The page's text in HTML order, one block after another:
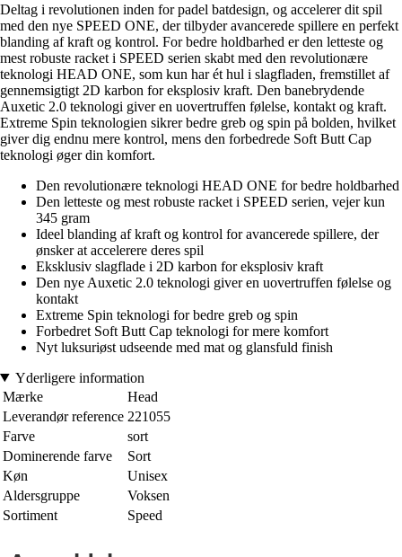
Deltag i revolutionen inden for padel batdesign, og accelerer dit spil
med den nye SPEED ONE, der tilbyder avancerede spillere en perfekt
blanding af kraft og kontrol. For bedre holdbarhed er den letteste og
mest robuste racket i SPEED serien skabt med den revolutionære
teknologi HEAD ONE, som kun har ét hul i slagfladen, fremstillet af
gennemsigtigt 2D karbon for eksplosiv kraft. Den banebrydende
Auxetic 2.0 teknologi giver en uovertruffen følelse, kontakt og kraft.
Extreme Spin teknologien sikrer bedre greb og spin på bolden, hvilket
giver dig endnu mere kontrol, mens den forbedrede Soft Butt Cap
teknologi øger din komfort.
Den revolutionære teknologi HEAD ONE for bedre holdbarhed
Den letteste og mest robuste racket i SPEED serien, vejer kun
345 gram
Ideel blanding af kraft og kontrol for avancerede spillere, der
ønsker at accelerere deres spil
Eksklusiv slagflade i 2D karbon for eksplosiv kraft
Den nye Auxetic 2.0 teknologi giver en uovertruffen følelse og
kontakt
Extreme Spin teknologi for bedre greb og spin
Forbedret Soft Butt Cap teknologi for mere komfort
Nyt luksuriøst udseende med mat og glansfuld finish
Yderligere information
Mærke
Head
Leverandør reference 221055
Farve
sort
Dominerende farve
Sort
Køn
Unisex
Aldersgruppe
Voksen
Sortiment
Speed